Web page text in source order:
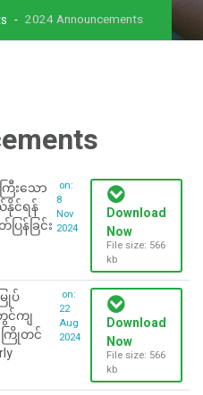
2024 Announcements
ြီးသော
နိုင်ရန်
ြန်ခြင်း
on:
8
Nov
2024
Download
Now
File size: 566
kb
ပ်
င်ကျ
ကြိုတင်
on:
22
Aug
2024
Download
Now
File size: 566
kb